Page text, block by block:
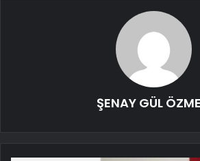
ŞENAY GÜL